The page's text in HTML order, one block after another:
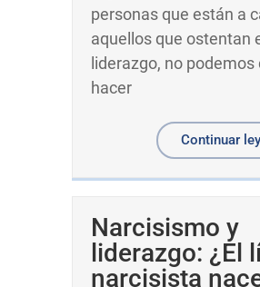
personas que están a
aquellos que ostentan
liderazgo, no podemos
hacer
Continuar
Narcisismo y
liderazgo: ¿El
narcisista